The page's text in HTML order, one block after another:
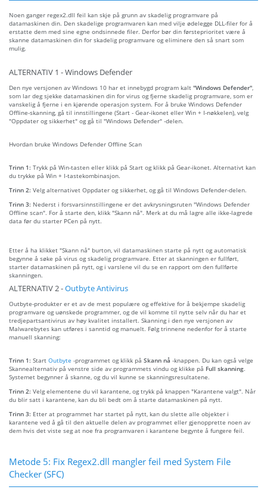
Noen ganger regex2.dll feil kan skje på grunn av skadelig programvare på
datamaskinen din. Den skadelige programvaren kan med vilje ødelegge DLL-filer for å
erstatte dem med sine egne ondsinnede filer. Derfor bør din førsteprioritet være å
skanne datamaskinen din for skadelig programvare og eliminere den så snart som
mulig.
ALTERNATIV 1 - Windows Defender
Den nye versjonen av Windows 10 har et innebygd program kalt "Windows Defender"
som lar deg sjekke datamaskinen din for virus og fjerne skadelig programvare, som er
vanskelig å fjerne i en kjørende operasjon system. For å bruke Windows Defender
Offline-skanning, gå til innstillingene (Start - Gear-ikonet eller Win + I-nøkkelen), velg
"Oppdater og sikkerhet" og gå til "Windows Defender" -delen.
Hvordan bruke Windows Defender Offline Scan
Trinn 1: Trykk på Win-tasten eller klikk på Start og klikk på Gear-ikonet. Alternativt kan
du trykke på Win + I-tastekombinasjon.
Trinn 2: Velg alternativet Oppdater og sikkerhet, og gå til Windows Defender-delen.
Trinn 3: Nederst i forsvarsinnstillingene er det avkrysningsruten "Windows Defender
Offline scan". For å starte den, klikk "Skann nå". Merk at du må lagre alle ikke-lagrede
data før du starter PCen på nytt.
Etter å ha klikket "Skann nå" burton, vil datamaskinen starte på nytt og automatisk
begynne å søke på virus og skadelig programvare. Etter at skanningen er fullført,
starter datamaskinen på nytt, og i varslene vil du se en rapport om den fullførte
skanningen.
ALTERNATIV 2 -Outbyte Antivirus
Outbyte-produkter er et av de mest populære og effektive for å bekjempe skadelig
programvare og uønskede programmer, og de vil komme til nytte selv når du har et
tredjepartsantivirus av høy kvalitet installert. Skanning i den nye versjonen av
Malwarebytes kan utføres i sanntid og manuelt. Følg trinnene nedenfor for å starte
manuell skanning:
Trinn 1: Start Outbyte -programmet og klikk på Skann nå -knappen. Du kan også velge
Skannealternativ på venstre side av programmets vindu og klikke på Full skanning.
Systemet begynner å skanne, og du vil kunne se skanningsresultatene.
Trinn 2: Velg elementene du vil karantene, og trykk på knappen "Karantene valgt". Når
du blir satt i karantene, kan du bli bedt om å starte datamaskinen på nytt.
Trinn 3: Etter at programmet har startet på nytt, kan du slette alle objekter i
karantene ved å gå til den aktuelle delen av programmet eller gjenopprette noen av
dem hvis det viste seg at noe fra programvaren i karantene begynte å fungere feil.
Metode 5: Fix Regex2.dll mangler feil med System File
Checker (SFC)